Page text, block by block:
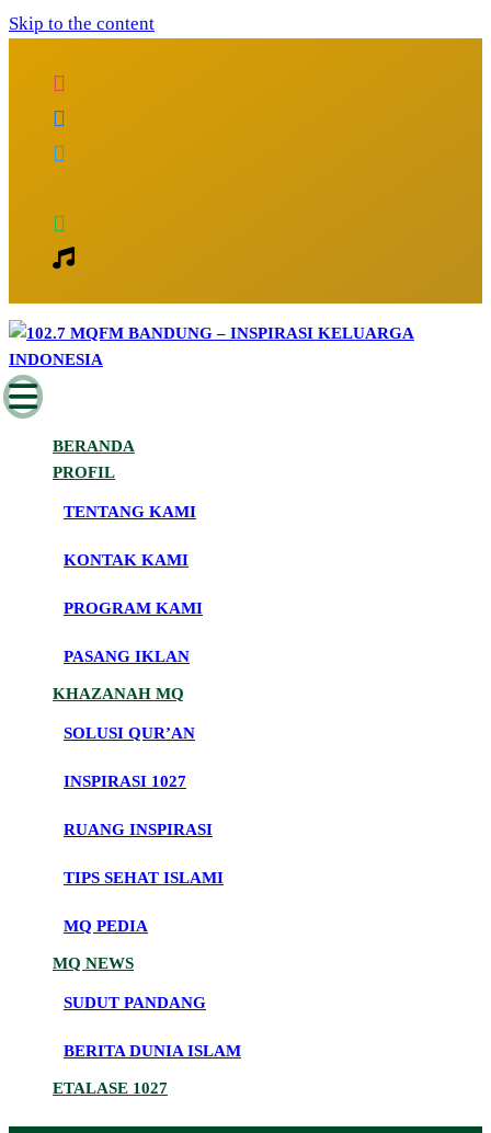
Skip to the content
102.7 MQFM Bandung – Inspirasi
Keluarga Indonesia
Inspirasi Keluarga Indonesia
BERANDA
PROFIL
TENTANG KAMI
KONTAK KAMI
PROGRAM KAMI
PASANG IKLAN
KHAZANAH MQ
SOLUSI QUR’AN
INSPIRASI 1027
RUANG INSPIRASI
TIPS SEHAT ISLAMI
MQ PEDIA
MQ NEWS
SUDUT PANDANG
BERITA DUNIA ISLAM
ETALASE 1027